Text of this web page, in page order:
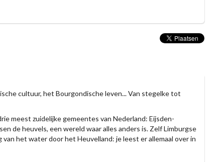
cultuur, het Bourgondische leven... Van stegelke tot
meest zuidelijke gemeentes van Nederland: Eijsden-
de heuvels, een wereld waar alles anders is. Zelf Limburgse
het water door het Heuvelland: je leest er allemaal over in